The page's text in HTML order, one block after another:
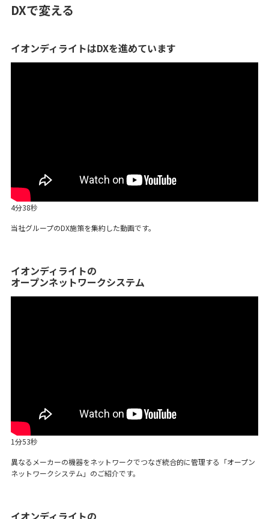
DXで変える
イオンディライトはDXを進めています
4分38秒
当社グループのDX施策を集約した動画です。
イオンディライトの
オープンネットワークシステム
1分53秒
異なるメーカーの機器をネットワークでつなぎ統合的に管理する「オープン
ネットワークシステム」のご紹介です。
イオンディライトの